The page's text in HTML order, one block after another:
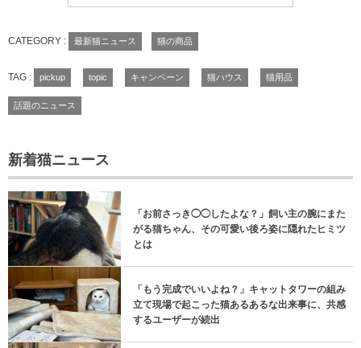
CATEGORY : 最新猫ニュース 猫の商品
TAG : pickup topic キャンペーン 猫ハウス 猫用品
話題のニュース
新着猫ニュース
「お前さっき◯◯したよな？」飼い主の腕にまた
がる猫ちゃん、その可愛い後ろ姿に隠れたヒミツ
とは
「もう完成でいいよね？」キャットタワーの組み
立て現場で起こった猫あるあるな出来事に、共感
するユーザーが続出